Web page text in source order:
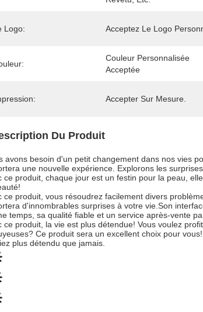
Logo: Acceptez Le Logo
Couleur Personnalisée
Acceptée
Accepter Sur Mesure.
Du Produit
avons besoin d'un petit changement dans nos vies
une nouvelle expérience. Explorons les
ce produit, chaque jour est un festin pour la peau,
ce produit, vous résoudrez facilement divers
d'innombrables surprises à votre vie.Son
temps, sa qualité fiable et un service après-vente
ce produit, la vie est plus détendue! Vous voulez
Ce produit sera un excellent choix pour
plus détendu que jamais.